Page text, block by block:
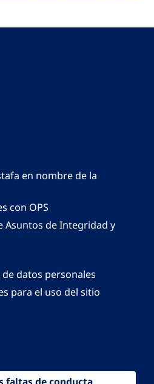
en nombre de la
con OPS
Asuntos de Integridad y
datos personales
para el uso del sitio